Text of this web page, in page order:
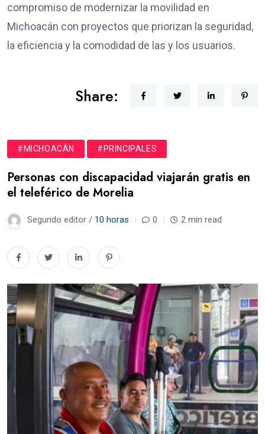
compromiso de modernizar la movilidad en
Michoacán con proyectos que priorizan la seguridad,
la eficiencia y la comodidad de las y los usuarios.
Share:
#MICHOACÁN #PRINCIPALES
Personas con discapacidad viajarán gratis en
el teleférico de Morelia
Segundo editor / 10 horas 0 2 min read